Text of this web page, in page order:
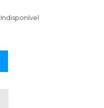
Indisponível